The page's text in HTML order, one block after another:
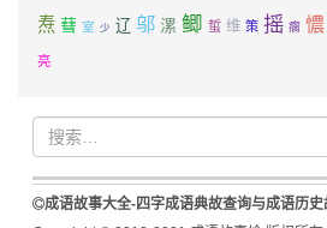
焘 蔧 室 少 辽 邬 漯 鲫 蜇 维 策 摇 瘸 憹
亮
成语故事大全-四字成语典故查询与成语历史